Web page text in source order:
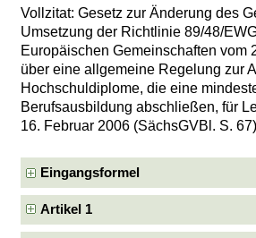
Vollzitat: Gesetz zur Änderung des
Umsetzung der Richtlinie 89/48/
Europäischen Gemeinschaften vom
über eine allgemeine Regelung zur
Hochschuldiplome, die eine
Berufsausbildung abschließen, für
16. Februar 2006 (SächsGVBl. S. 67)
Eingangsformel
Artikel 1